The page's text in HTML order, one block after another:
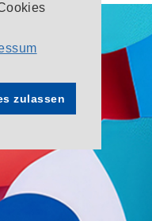
zulassen